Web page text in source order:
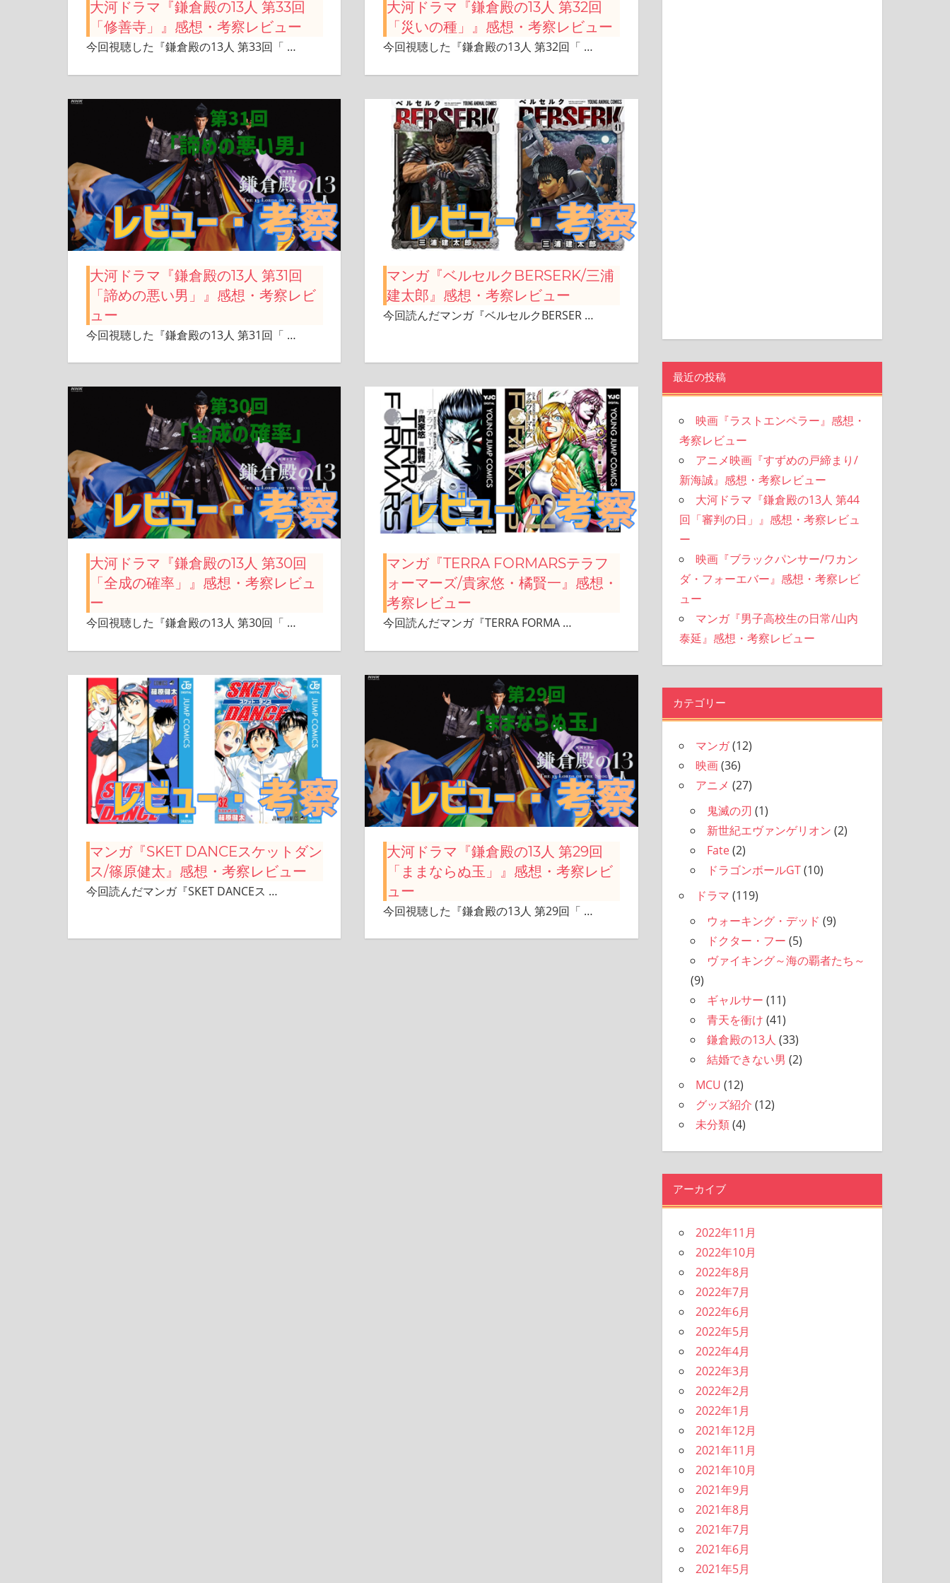
大河ドラマ『鎌倉殿の13人 第33回
「修善寺」』感想・考察レビュー
今回視聴した『鎌倉殿の13人 第33回「 …
大河ドラマ『鎌倉殿の13人 第32回
「災いの種」』感想・考察レビュー
今回視聴した『鎌倉殿の13人 第32回「 …
大河ドラマ『鎌倉殿の13人 第31回
「諦めの悪い男」』感想・考察レビ
ュー
今回視聴した『鎌倉殿の13人 第31回「 …
マンガ『ベルセルクBERSERK/三浦
建太郎』感想・考察レビュー
今回読んだマンガ『ベルセルクBERSER …
大河ドラマ『鎌倉殿の13人 第30回
「全成の確率」』感想・考察レビュ
ー
今回視聴した『鎌倉殿の13人 第30回「 …
マンガ『TERRA FORMARSテラフ
ォーマーズ/貴家悠・橘賢一』感想・
考察レビュー
今回読んだマンガ『TERRA FORMA …
マンガ『SKET DANCEスケットダン
ス/篠原健太』感想・考察レビュー
今回読んだマンガ『SKET DANCEス …
大河ドラマ『鎌倉殿の13人 第29回
「ままならぬ玉」』感想・考察レビ
ュー
今回視聴した『鎌倉殿の13人 第29回「 …
最近の投稿
映画『ラストエンペラー』感想・
考察レビュー
アニメ映画『すずめの戸締まり/
新海誠』感想・考察レビュー
大河ドラマ『鎌倉殿の13人 第44
回「審判の日」』感想・考察レビュ
ー
映画『ブラックパンサー/ワカン
ダ・フォーエバー』感想・考察レビ
ュー
マンガ『男子高校生の日常/山内
泰延』感想・考察レビュー
カテゴリー
マンガ(12)
映画(36)
アニメ (27)
鬼滅の刃 (1)
新世紀エヴァンゲリオン (2)
Fate(2)
ドラゴンボールGT(10)
ドラマ (119)
ウォーキング・デッド (9)
ドクター・フー (5)
ヴァイキング～海の覇者たち～
(9)
ギャルサー (11)
青天を衝け (41)
鎌倉殿の13人 (33)
結婚できない男 (2)
MCU (12)
グッズ紹介 (12)
未分類(4)
アーカイブ
2022年11月
2022年10月
2022年8月
2022年7月
2022年6月
2022年5月
2022年4月
2022年3月
2022年2月
2022年1月
2021年12月
2021年11月
2021年10月
2021年9月
2021年8月
2021年7月
2021年6月
2021年5月